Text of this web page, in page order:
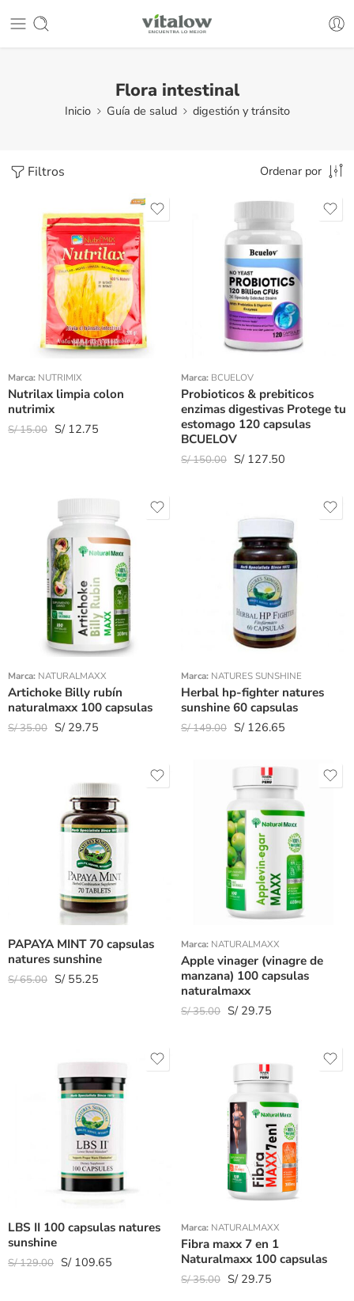
Flora intestinal
Inicio Guía de salud digestión y tránsito
Filtros Ordenar por
Marca: NUTRIMIX
Nutrilax limpia colon
nutrimix
S/15.00 S/12.75
Marca: BCUELOV
Probioticos & prebiticos
enzimas digestivas Protege tu
estomago 120 capsulas
BCUELOV
S/150.00 S/127.50
Marca: NATURALMAXX
Artichoke Billy rubín
naturalmaxx 100 capsulas
S/35.00 S/29.75
Marca: NATURES SUNSHINE
Herbal hp-fighter natures
sunshine 60 capsulas
S/149.00 S/126.65
PAPAYA MINT 70 capsulas
natures sunshine
S/65.00 S/55.25
Marca: NATURALMAXX
Apple vinager (vinagre de
manzana) 100 capsulas
naturalmaxx
S/35.00 S/29.75
LBS II 100 capsulas natures
sunshine
S/129.00 S/109.65
Marca: NATURALMAXX
Fibra maxx 7 en 1
Naturalmaxx 100 capsulas
S/35.00 S/29.75